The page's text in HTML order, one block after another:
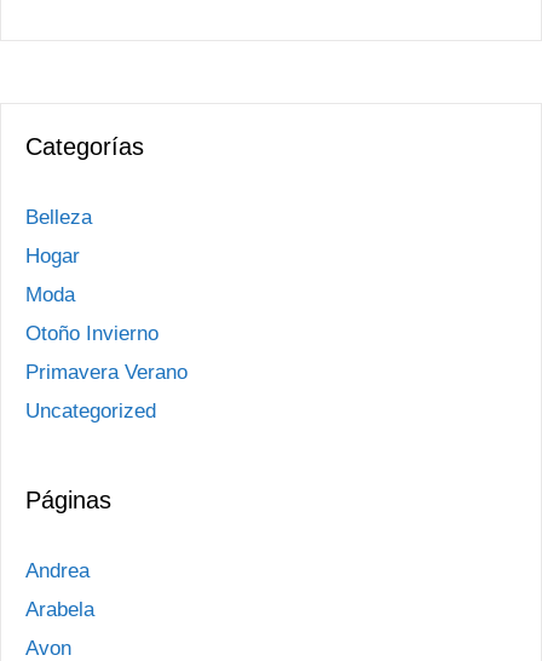
Categorías
Belleza
Hogar
Moda
Otoño Invierno
Primavera Verano
Uncategorized
Páginas
Andrea
Arabela
Avon